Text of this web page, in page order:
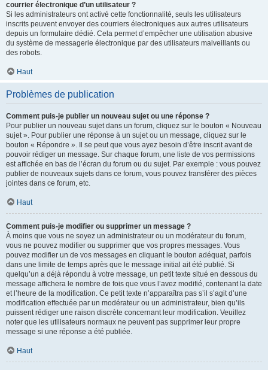
courrier électronique d’un utilisateur ?
Si les administrateurs ont activé cette fonctionnalité, seuls les utilisateurs
inscrits peuvent envoyer des courriers électroniques aux autres utilisateurs
depuis un formulaire dédié. Cela permet d’empêcher une utilisation abusive
du système de messagerie électronique par des utilisateurs malveillants ou
des robots.
Haut
Problèmes de publication
Comment puis-je publier un nouveau sujet ou une réponse ?
Pour publier un nouveau sujet dans un forum, cliquez sur le bouton « Nouveau
sujet ». Pour publier une réponse à un sujet ou un message, cliquez sur le
bouton « Répondre ». Il se peut que vous ayez besoin d’être inscrit avant de
pouvoir rédiger un message. Sur chaque forum, une liste de vos permissions
est affichée en bas de l’écran du forum ou du sujet. Par exemple : vous pouvez
publier de nouveaux sujets dans ce forum, vous pouvez transférer des pièces
jointes dans ce forum, etc.
Haut
Comment puis-je modifier ou supprimer un message ?
À moins que vous ne soyez un administrateur ou un modérateur du forum,
vous ne pouvez modifier ou supprimer que vos propres messages. Vous
pouvez modifier un de vos messages en cliquant le bouton adéquat, parfois
dans une limite de temps après que le message initial ait été publié. Si
quelqu’un a déjà répondu à votre message, un petit texte situé en dessous du
message affichera le nombre de fois que vous l’avez modifié, contenant la date
et l’heure de la modification. Ce petit texte n’apparaîtra pas s’il s’agit d’une
modification effectuée par un modérateur ou un administrateur, bien qu’ils
puissent rédiger une raison discrète concernant leur modification. Veuillez
noter que les utilisateurs normaux ne peuvent pas supprimer leur propre
message si une réponse a été publiée.
Haut